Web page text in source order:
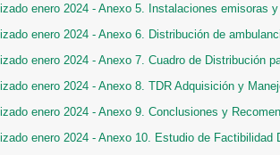
enero 2024 - Anexo 5. Instalaciones emisoras
enero 2024 - Anexo 6. Distribución de
enero 2024 - Anexo 7. Cuadro de Distribución
enero 2024 - Anexo 8. TDR Adquisición y
enero 2024 - Anexo 9. Conclusiones y
enero 2024 - Anexo 10. Estudio de Factibilidad